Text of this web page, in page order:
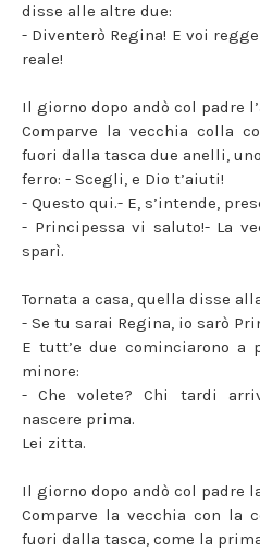
disse alle altre due:
- Diventerò Regina! E voi
reale!
Il giorno dopo andò col padre
Comparve la vecchia colla
fuori dalla tasca due anelli,
ferro: - Scegli, e Dio t’aiuti!
- Questo qui.- E, s’intende,
- Principessa vi saluto!- La
sparì.
Tornata a casa, quella disse
- Se tu sarai Regina, io sarò
E tutt’e due cominciarono
minore:
- Che volete? Chi tardi
nascere prima.
Lei zitta.
Il giorno dopo andò col padre
Comparve la vecchia con la
fuori dalla tasca, come la